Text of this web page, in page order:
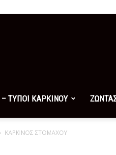
ΤΥΠΟΙ ΚΑΡΚΙΝΟΥ
ΚΑΡΚΙΝΟΣ ΣΤΟΜΑΧΟΥ